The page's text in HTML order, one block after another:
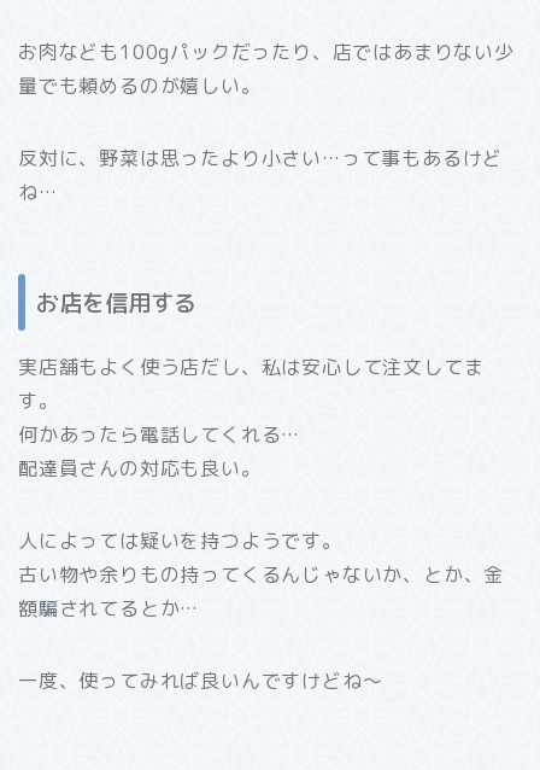
お肉なども100gパックだったり、店ではあまりない少
量でも頼めるのが嬉しい。
反対に、野菜は思ったより小さい…って事もあるけど
ね…
お店を信用する
実店舗もよく使う店だし、私は安心して注文してま
す。
何かあったら電話してくれる…
配達員さんの対応も良い。
人によっては疑いを持つようです。
古い物や余りもの持ってくるんじゃないか、とか、金
額騙されてるとか…
一度、使ってみれば良いんですけどね～